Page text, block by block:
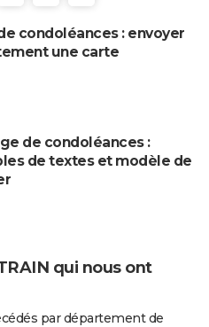
condoléances : envoyer
une carte
de condoléances :
de textes et modèle de
qui nous ont
par département de